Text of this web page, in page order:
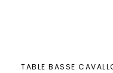
TABLE BASSE